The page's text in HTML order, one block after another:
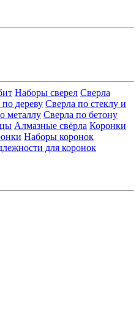
Наборы сверел Сверла
дереву Сверла по стеклу и
металлу Сверла по бетону
Алмазные свёрла Коронки
Наборы коронок
для коронок